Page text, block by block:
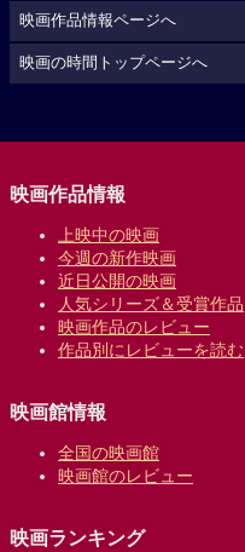
映画作品情報ページへ
映画の時間トップページへ
映画作品情報
上映中の映画
今週の新作映画
近日公開の映画
人気シリーズ＆受賞作品
映画作品のレビュー
作品別にレビューを読む
映画館情報
全国の映画館
映画館のレビュー
映画ランキング